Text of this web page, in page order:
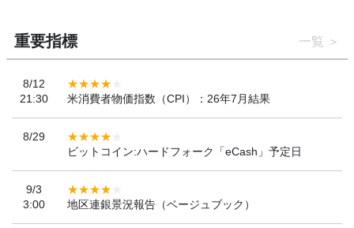
重要指標 一覧
8/12
21:30
米消費者物価指数（CPI）：26年7月結果
8/29
ビットコイン:ハードフォーク「eCash」予定日
9/3
3:00
地区連銀景況報告（ベージュブック）